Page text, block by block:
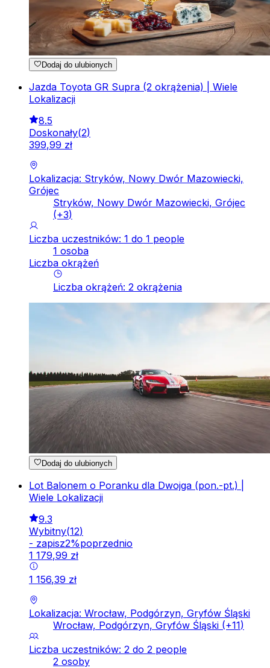
Dodaj do ulubionych
Jazda Toyota GR Supra (2 okrążenia) | Wiele
Lokalizacji
8.5
Doskonały(2)
399,99 zł
Lokalizacja: Stryków, Nowy Dwór Mazowiecki,
Grójec
Stryków, Nowy Dwór Mazowiecki, Grójec
(+3)
Liczba uczestników: 1 do 1 people
1 osoba
Liczba okrążeń
Liczba okrążeń: 2 okrążenia
Dodaj do ulubionych
Lot Balonem o Poranku dla Dwojga (pon.-pt.) |
Wiele Lokalizacji
9.3
Wybitny(12)
- zapisz2%poprzednio
1 179,99 zł
1 156,39 zł
Lokalizacja: Wrocław, Podgórzyn, Gryfów Śląski
Wrocław, Podgórzyn, Gryfów Śląski (+11)
Liczba uczestników: 2 do 2 people
2 osoby